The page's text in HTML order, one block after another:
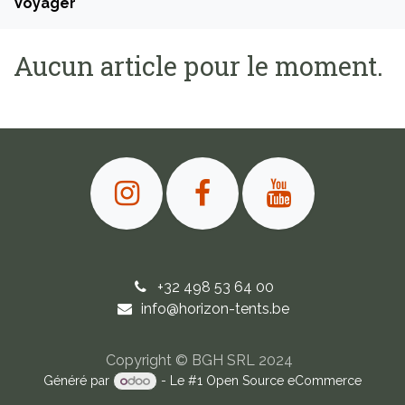
Aucun article pour le moment.
+32 498 53 64 00
info@horizon-tents.be
Copyright © BGH SRL2024
Généré par - Le #1 Open Source eCommerce